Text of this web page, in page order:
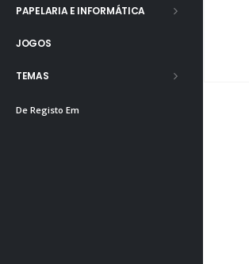
PAPELARIA E INFORMÁTICA
JOGOS
TEMAS
De Registo Em